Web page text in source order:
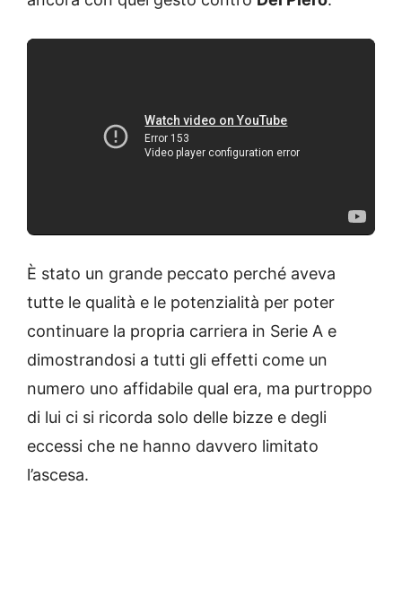
È stato un grande peccato perché aveva
tutte le qualità e le potenzialità per poter
continuare la propria carriera in Serie A e
dimostrandosi a tutti gli effetti come un
numero uno affidabile qual era, ma purtroppo
di lui ci si ricorda solo delle bizze e degli
eccessi che ne hanno davvero limitato
l’ascesa.